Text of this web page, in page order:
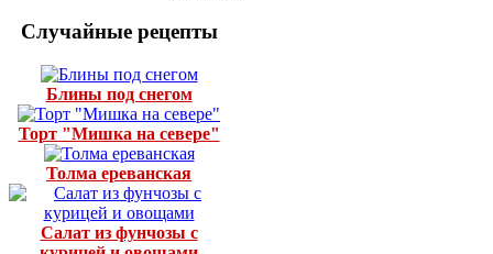
Случайные рецепты
Блины под снегом
Торт "Мишка на севере"
Толма ереванская
Салат из фунчозы с